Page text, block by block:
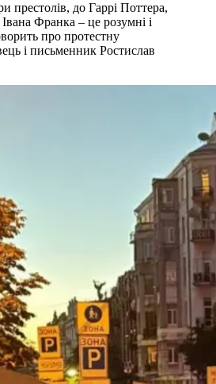
престолів, до Гаррі Поттера,
Франка – це розумні і
про протестну
і письменник Ростислав